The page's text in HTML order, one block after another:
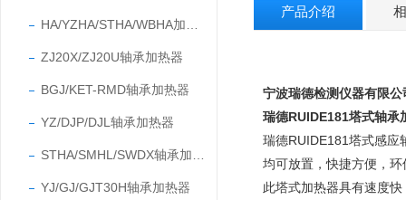
ZJ20X/ZJ20U轴承加热器
BGJ/KET-RMD轴承加热器
YZ/DJP/DJL轴承加热器
YJ/GJ/GJT30H轴承加热器
产品介绍
宁波瑞德检测仪器有限公
瑞德RUIDE181塔式轴承
瑞德RUIDE181塔式感应
均可放置，快捷方便，环
此塔式加热器具有速度